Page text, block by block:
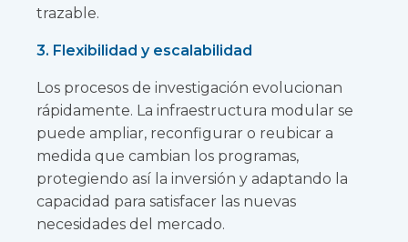
trazable.
3. Flexibilidad y escalabilidad
Los procesos de investigación evolucionan
rápidamente. La infraestructura modular se
puede ampliar, reconfigurar o reubicar a
medida que cambian los programas,
protegiendo así la inversión y adaptando la
capacidad para satisfacer las nuevas
necesidades del mercado.